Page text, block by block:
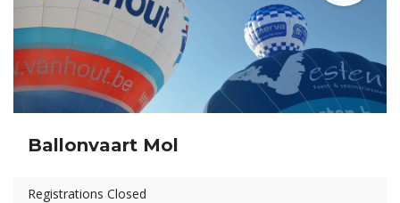
Ballonvaart Mol
Registrations Closed